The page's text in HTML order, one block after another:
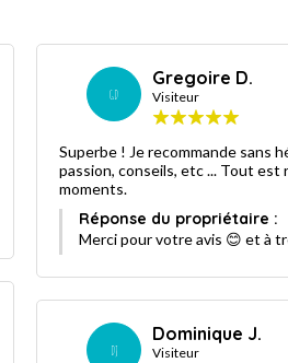
GD
Gregoire D.
Visiteur
Superbe ! Je recommande sans
passion, conseils, etc ... Tout est
moments.
Réponse du propriétaire :
Merci pour votre avis 😊 et
DJ
Dominique J.
Visiteur